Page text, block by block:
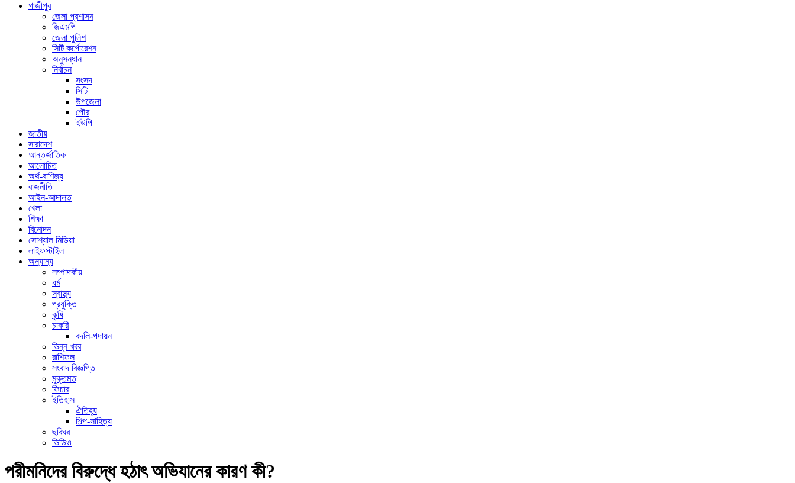
গাজীপুর
জেলা প্রশাসন
জিএমপি
জেলা পুলিশ
সিটি কর্পোরেশন
অনুসন্ধান
নির্বাচন
সংসদ
সিটি
উপজেলা
পৌর
ইউপি
জাতীয়
সারাদেশ
আন্তর্জাতিক
আলোচিত
অর্থ-বাণিজ্য
রাজনীতি
আইন-আদালত
খেলা
শিক্ষা
বিনোদন
সোশ্যাল মিডিয়া
লাইফস্টাইল
অন্যান্য
সম্পাদকীয়
ধর্ম
স্বাস্থ্য
প্রযুক্তি
কৃষি
চাকরি
বদলি-পদায়ন
ভিন্ন খবর
রাশিফল
সংবাদ বিজ্ঞপ্তি
মুক্তমত
ফিচার
ইতিহাস
ঐতিহ্য
শিল্প-সাহিত্য
ছবিঘর
ভিডিও
পরীমনিদের বিরুদ্ধে হঠাৎ অভিযানের কারণ কী?